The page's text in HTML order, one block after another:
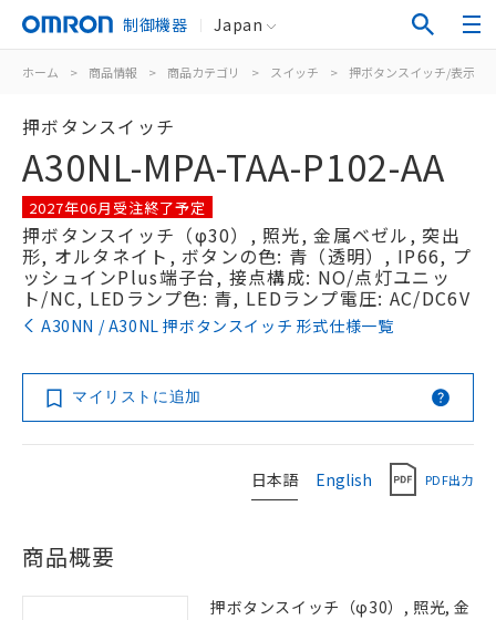
制御機器 Japan
ホーム > 商品情報 > 商品カテゴリ > スイッチ > 押ボタンスイッチ/表示灯
押ボタンスイッチ
A30NL-MPA-TAA-P102-AA
2027年06月受注終了予定
押ボタンスイッチ（φ30）, 照光, 金属ベゼル, 突出
形, オルタネイト, ボタンの色: 青（透明）, IP66, プ
ッシュインPlus端子台, 接点構成: NO/点灯ユニッ
ト/NC, LEDランプ色: 青, LEDランプ電圧: AC/DC6V
A30NN / A30NL 押ボタンスイッチ 形式仕様一覧
マイリストに追加
日本語 English PDF出力
商品概要
押ボタンスイッチ（φ30）, 照光, 金